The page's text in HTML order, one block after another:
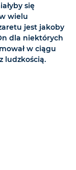
się
wielu
jest jakoby
dla niektórych
w ciągu
ludzkością.